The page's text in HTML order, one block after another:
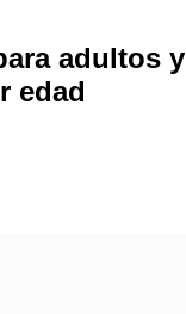
adultos y
edad